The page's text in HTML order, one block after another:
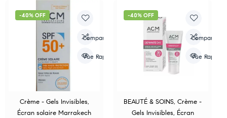
-40% OFF
Compare
Vue Rapide
Crème - Gels Invisibles,
Écran solaire Marrakech
-40% OFF
Compare
Vue Rapide
BEAUTÉ & SOINS, Crème -
Gels Invisibles, Écran